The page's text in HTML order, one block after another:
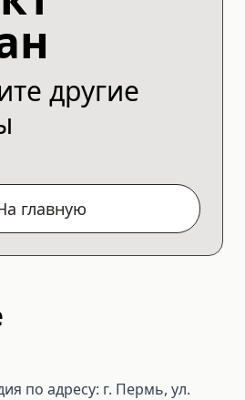
другие
главную
по адресу: г. Пермь, ул.